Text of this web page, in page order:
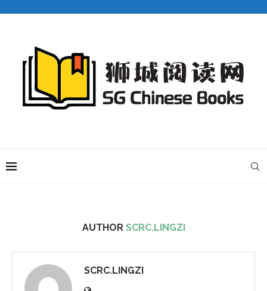
AUTHOR SCRC.LINGZI
SCRC.LINGZI